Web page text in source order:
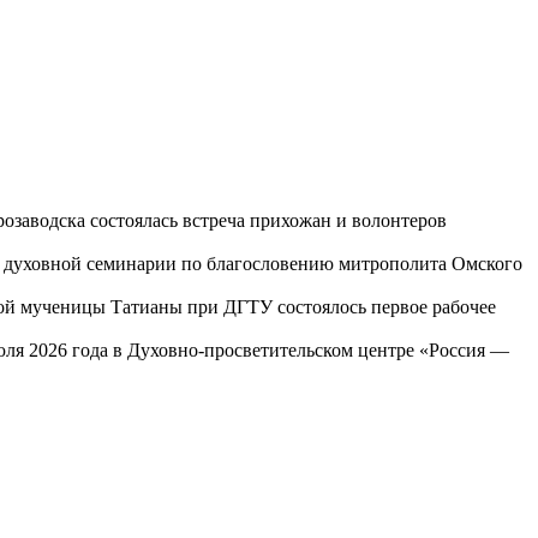
состоялась встреча прихожан и волонтеров
духовной семинарии по благословению митрополита Омского
мученицы Татианы при ДГТУ состоялось первое рабочее
2026 года в Духовно-просветительском центре «Россия —